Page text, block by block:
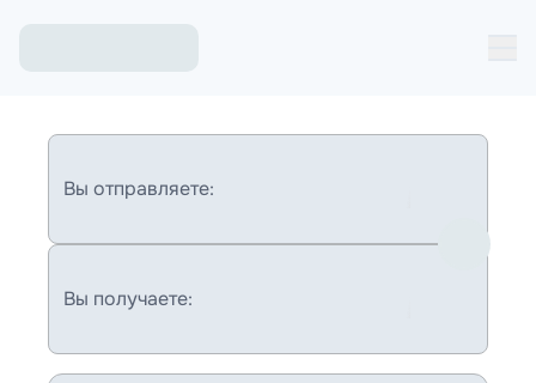
Вы отправляете:
Вы получаете: